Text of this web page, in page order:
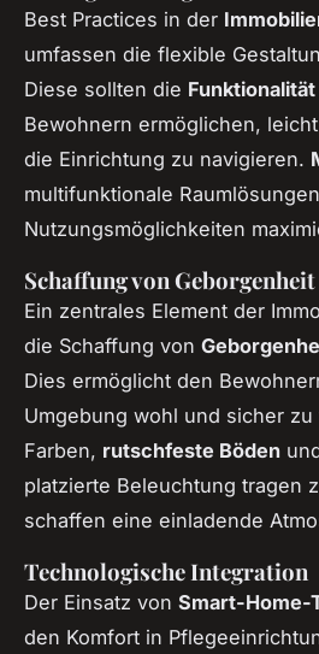
Best Practices in der
umfassen die flexible
Diese sollten die Funktionalität
Bewohnern ermöglichen,
die Einrichtung zu navigieren.
multifunktionale
Nutzungsmöglichkeiten
Schaffung von
Ein zentrales Element der
die Schaffung von
Dies ermöglicht den
Umgebung wohl und sicher
Farben, rutschfeste Böden
platzierte Beleuchtung tragen
schaffen eine einladende
Technologische Integration
Der Einsatz von Smart-Home-
den Komfort in